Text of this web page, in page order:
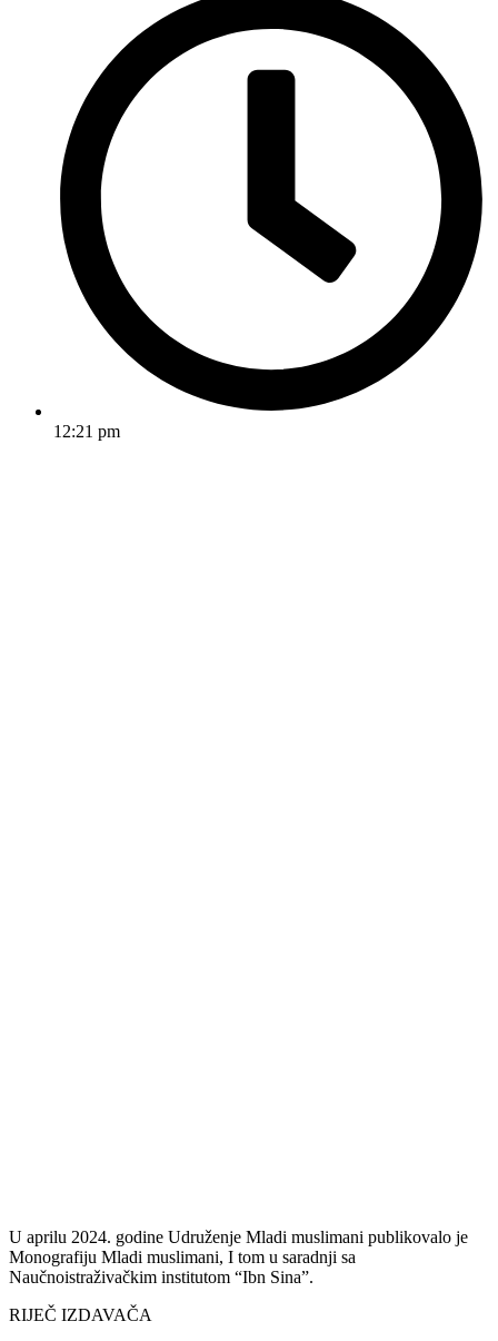
12:21 pm
U aprilu 2024. godine Udruženje Mladi muslimani publikovalo je
Monografiju Mladi muslimani, I tom u saradnji sa
Naučnoistraživačkim institutom “Ibn Sina”.
RIJEČ IZDAVAČA